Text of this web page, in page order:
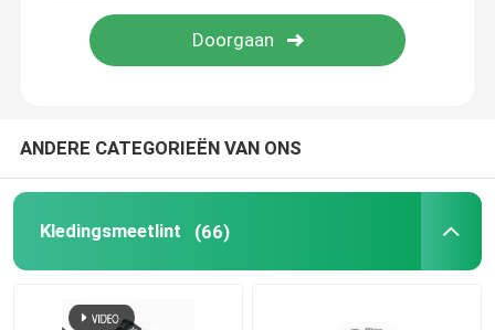
afstand die wiel meten
Meetlintcomponenten
ANDERE CATEGORIEËN VAN ONS
Kledingsmeetlint (66)